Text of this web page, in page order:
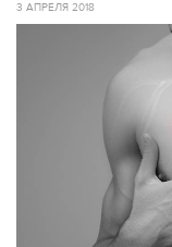
3 АПРЕЛЯ 2018